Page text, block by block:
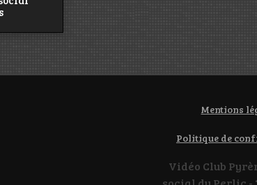
Mentions
Politique de
Vidéo Club